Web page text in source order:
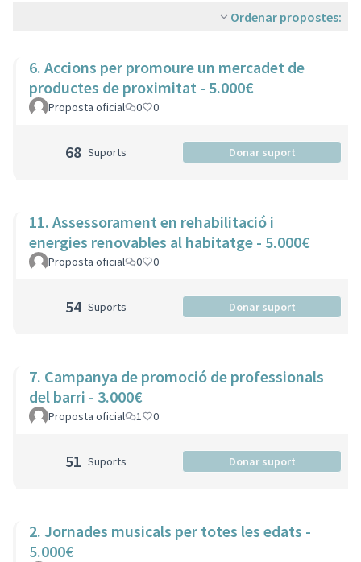
Ordenar propostes:
6. Accions per promoure un mercadet de
productes de proximitat - 5.000€
Proposta oficial 0 0
68 Suports Donar suport
11. Assessorament en rehabilitació i
energies renovables al habitatge - 5.000€
Proposta oficial 0 0
54 Suports Donar suport
7. Campanya de promoció de professionals
del barri - 3.000€
Proposta oficial 1 0
51 Suports Donar suport
2. Jornades musicals per totes les edats -
5.000€